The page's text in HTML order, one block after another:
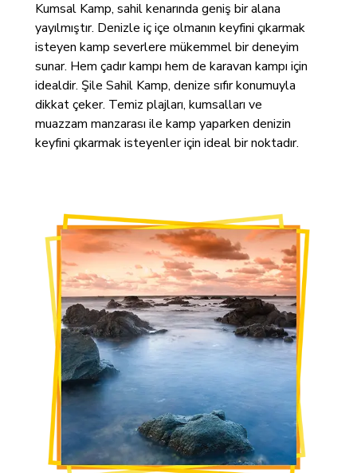
Kumsal Kamp, sahil kenarında geniş bir alana
yayılmıştır. Denizle iç içe olmanın keyfini çıkarmak
isteyen kamp severlere mükemmel bir deneyim
sunar. Hem çadır kampı hem de karavan kampı için
idealdir. Şile Sahil Kamp, denize sıfır konumuyla
dikkat çeker. Temiz plajları, kumsalları ve
muazzam manzarası ile kamp yaparken denizin
keyfini çıkarmak isteyenler için ideal bir noktadır.